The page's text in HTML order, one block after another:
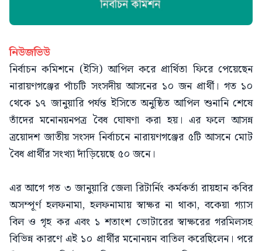
নিউজভিউ
নির্বাচন কমিশনে (ইসি) আপিল করে প্রার্থিতা ফিরে পেয়েছেন
নারায়ণগঞ্জের পাঁচটি সংসদীয় আসনের ১০ জন প্রার্থী। গত ১০
থেকে ১৭ জানুয়ারি পর্যন্ত ইসিতে অনুষ্ঠিত আপিল শুনানি শেষে
তাঁদের মনোনয়নপত্র বৈধ ঘোষণা করা হয়। এর ফলে আসন্ন
ত্রয়োদশ জাতীয় সংসদ নির্বাচনে নারায়ণগঞ্জের ৫টি আসনে মোট
বৈধ প্রার্থীর সংখ্যা দাঁড়িয়েছে ৫০ জনে।
এর আগে গত ৩ জানুয়ারি জেলা রিটার্নিং কর্মকর্তা রায়হান কবির
অসম্পূর্ণ হলফনামা, হলফনামায় স্বাক্ষর না থাকা, বকেয়া গ্যাস
বিল ও গৃহ কর এবং ১ শতাংশ ভোটারের স্বাক্ষরের গরমিলসহ
বিভিন্ন কারণে এই ১০ প্রার্থীর মনোনয়ন বাতিল করেছিলেন। পরে